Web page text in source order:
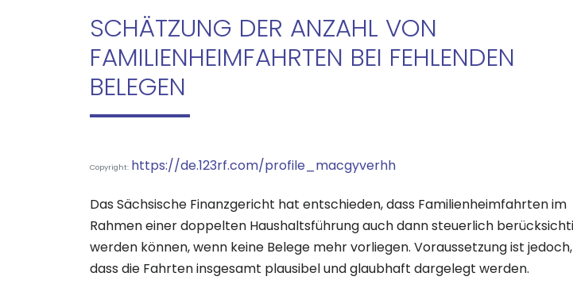
SCHÄTZUNG DER ANZAHL VON
FAMILIENHEIMFAHRTEN BEI FEHLENDEN
BELEGEN
Copyright: https://de.123rf.com/profile_macgyverhh
Das Sächsische Finanzgericht hat entschieden, dass Familienheimfahrten im
Rahmen einer doppelten Haushaltsführung auch dann steuerlich
werden können, wenn keine Belege mehr vorliegen. Voraussetzung ist jedoch,
dass die Fahrten insgesamt plausibel und glaubhaft dargelegt werden.